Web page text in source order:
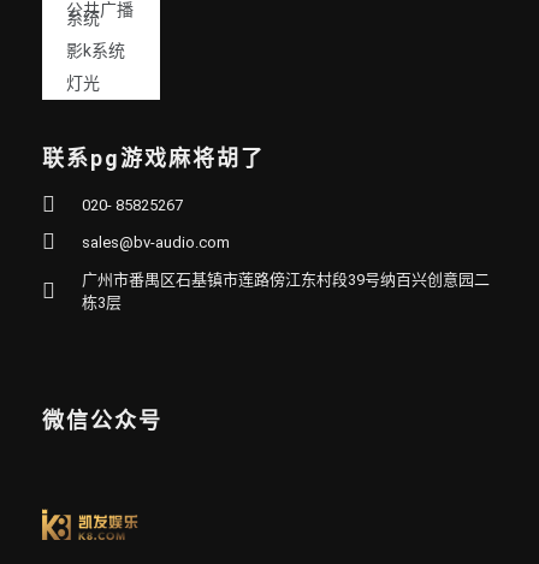
公共广播
系统
影k系统
灯光
联系pg游戏麻将胡了
020- 85825267
sales@bv-audio.com
广州市番禺区石基镇市莲路傍江东村段39号纳百兴创意园二
栋3层
微信公众号